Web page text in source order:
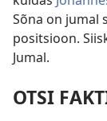
Sõna on jumal
positsioon.
Jumal.
OTSI